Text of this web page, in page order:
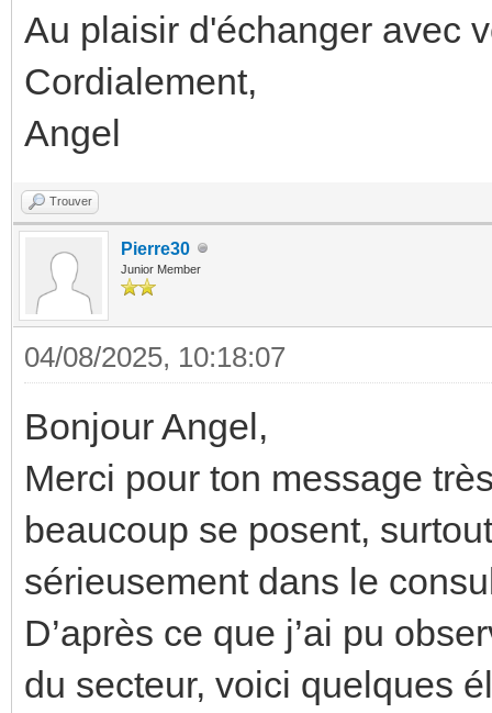
Au plaisir d'échanger avec
Cordialement,
Angel
Trouver
Pierre30
Junior Member
04/08/2025, 10:18:07
Bonjour Angel,
Merci pour ton message
beaucoup se posent,
sérieusement dans le
D’après ce que j’ai pu
du secteur, voici quelques